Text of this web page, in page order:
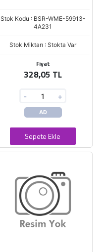
Stok Kodu : BSR-WME-59913-
4A231
Stok Miktarı : Stokta Var
Fiyat
328,05 TL
- +
AD
Sepete Ekle